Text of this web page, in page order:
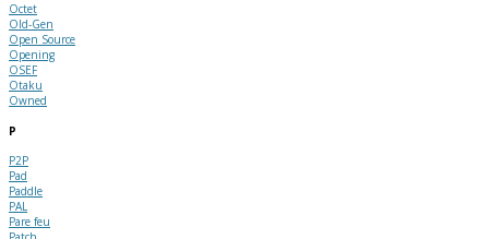
Octet
Old-Gen
Open Source
Opening
OSEF
Otaku
Owned
P
P2P
Pad
Paddle
PAL
Pare feu